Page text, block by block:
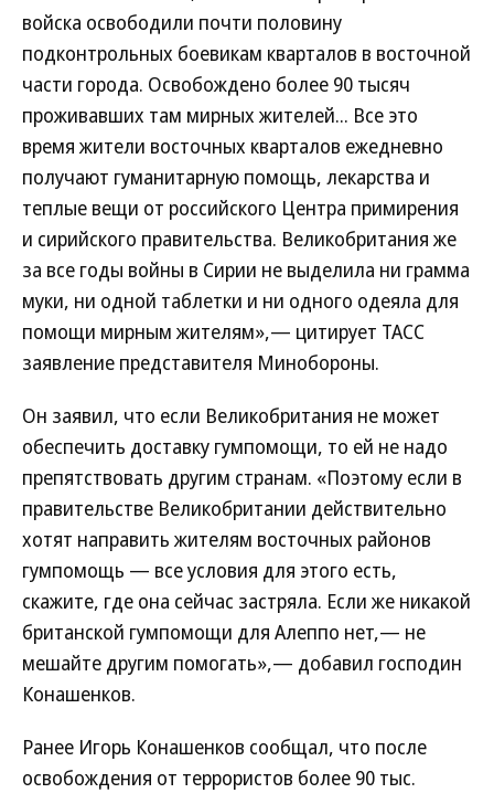
войска освободили почти половину
подконтрольных боевикам кварталов в восточной
части города. Освобождено более 90 тысяч
проживавших там мирных жителей... Все это
время жители восточных кварталов ежедневно
получают гуманитарную помощь, лекарства и
теплые вещи от российского Центра примирения
и сирийского правительства. Великобритания же
за все годы войны в Сирии не выделила ни грамма
муки, ни одной таблетки и ни одного одеяла для
помощи мирным жителям»,— цитирует ТАСС
заявление представителя Минобороны.
Он заявил, что если Великобритания не может
обеспечить доставку гумпомощи, то ей не надо
препятствовать другим странам. «Поэтому если в
правительстве Великобритании действительно
хотят направить жителям восточных районов
гумпомощь — все условия для этого есть,
скажите, где она сейчас застряла. Если же никакой
​британской гумпомощи для Алеппо нет,— не
мешайте другим помогать»,— добавил господин
Конашенков.
Ранее Игорь Конашенков сообщал, что после
освобождения от террористов более 90 тыс.